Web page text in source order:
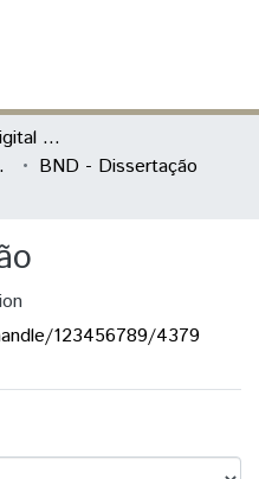
UNILA | Biblioteca Digital de Dissertações e Teses
BND - Dissertação
123456789/4379